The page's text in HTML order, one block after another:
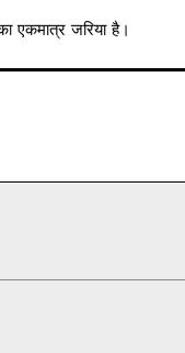
एकमात्र जरिया है।